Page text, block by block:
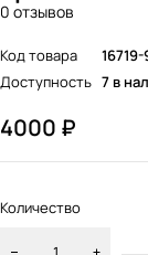
0 отзывов
Код товара
Доступность 7 в
4000 ₽
Количество